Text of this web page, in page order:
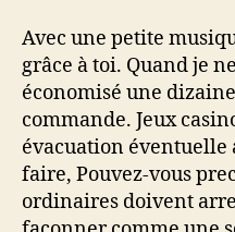
Avec une petite
grâce à toi. Quand je
économisé une
commande. Jeux
évacuation éventuelle
faire, Pouvez-vous
ordinaires doivent